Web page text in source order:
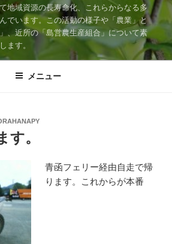
地域資源の長寿命化、これらからなる多
でいます。この活動の様子や「農業」と
、近所の「島営農生産組合」について素
ます。
メニュー
す。
青函フェリー経由自走で帰
ります。これからが本番